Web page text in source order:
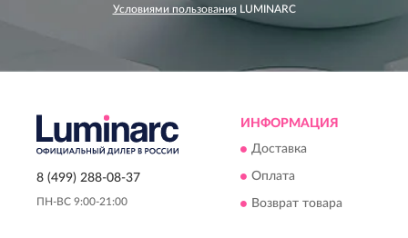
Условиями пользованияLUMINARC
8 (499) 288-08-37
ПН-ВС 9:00-21:00
ИНФОРМАЦИЯ
Доставка
Оплата
Возврат товара